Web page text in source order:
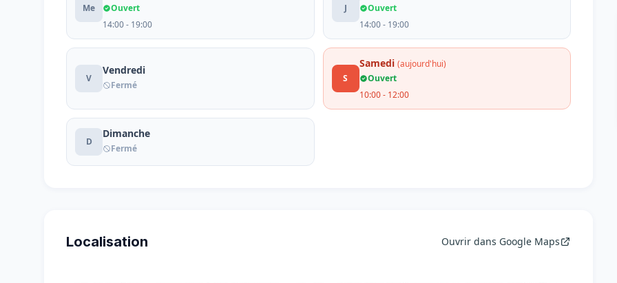
Me
Ouvert
14:00 - 19:00
J
Ouvert
14:00 - 19:00
V
Vendredi
Fermé
S
Samedi (aujourd'hui)
Ouvert
10:00 - 12:00
D
Dimanche
Fermé
Localisation Ouvrir dans Google Maps